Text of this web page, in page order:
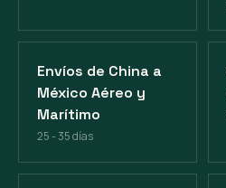
Envíos de China a
México Aéreo y
Marítimo
25 - 35 días